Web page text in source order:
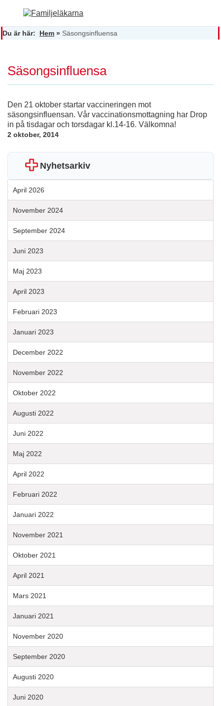
Du är här: Hem » Säsongsinfluensa
Säsongsinfluensa
Den 21 oktober startar vaccineringen mot
säsongsinfluensan. Vår vaccinationsmottagning har Drop
in på tisdagar och torsdagar kl.14-16. Välkomna!
2 oktober, 2014
Nyhetsarkiv
April 2026
November 2024
September 2024
Juni 2023
Maj 2023
April 2023
Februari 2023
Januari 2023
December 2022
November 2022
Oktober 2022
Augusti 2022
Juni 2022
Maj 2022
April 2022
Februari 2022
Januari 2022
November 2021
Oktober 2021
April 2021
Mars 2021
Januari 2021
November 2020
September 2020
Augusti 2020
Juni 2020